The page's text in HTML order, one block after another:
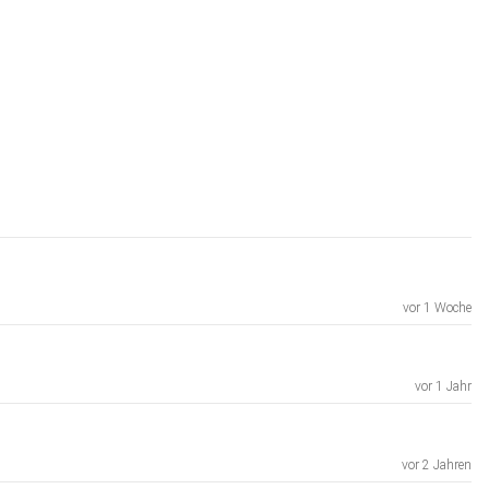
vor 1 Woche
vor 1 Jahr
vor 2 Jahren